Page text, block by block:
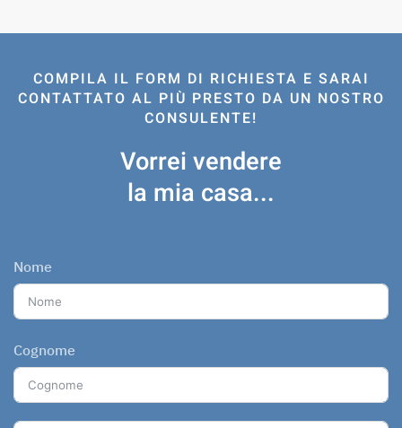
COMPILA IL FORM DI RICHIESTA E SARAI
CONTATTATO AL PIÙ PRESTO DA UN NOSTRO
CONSULENTE!
Vorrei vendere
la mia casa...
Nome
Cognome